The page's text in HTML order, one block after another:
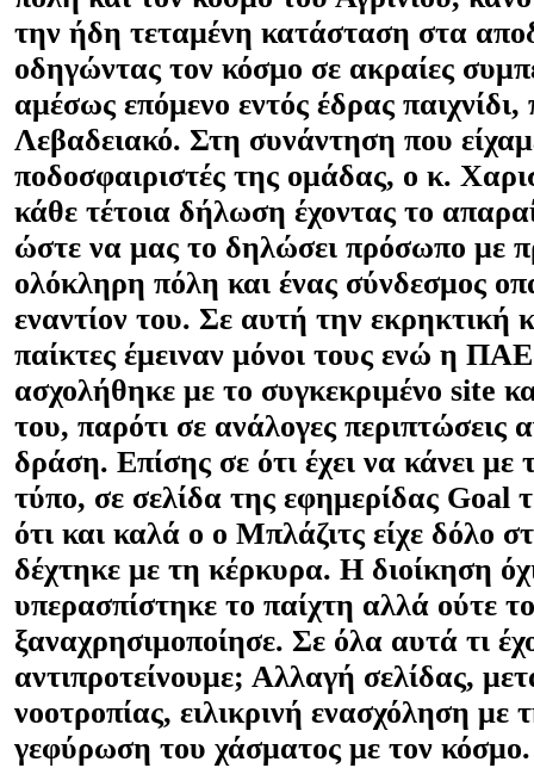
την ήδη τεταμένη κατάσταση στα
οδηγώντας τον κόσμο σε ακραίες
αμέσως επόμενο εντός έδρας παιχνίδι,
Λεβαδειακό. Στη συνάντηση που
ποδοσφαιριστές της ομάδας, ο κ.
κάθε τέτοια δήλωση έχοντας το
ώστε να μας το δηλώσει πρόσωπο με
ολόκληρη πόλη και ένας σύνδεσμος
εναντίον του. Σε αυτή την εκρηκτική
παίκτες έμειναν μόνοι τους ενώ η
ασχολήθηκε με το συγκεκριμένο site
του, παρότι σε ανάλογες περιπτώσεις
δράση. Επίσης σε ότι έχει να κάνει με
τύπο, σε σελίδα της εφημερίδας Goal
ότι και καλά ο ο Μπλάζιτς είχε δόλο
δέχτηκε με τη κέρκυρα. Η διοίκηση
υπερασπίστηκε το παίχτη αλλά ούτε
ξαναχρησιμοποίησε. Σε όλα αυτά τι
αντιπροτείνουμε; Αλλαγή σελίδας,
νοοτροπίας, ειλικρινή ενασχόληση με
γεφύρωση του χάσματος με τον